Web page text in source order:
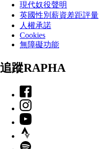
現代奴役聲明
英國性別薪資差距評量
人權承諾
Cookies
無障礙功能
追蹤RAPHA
Facebook
Instagram
YouTube
Strava
Spotify